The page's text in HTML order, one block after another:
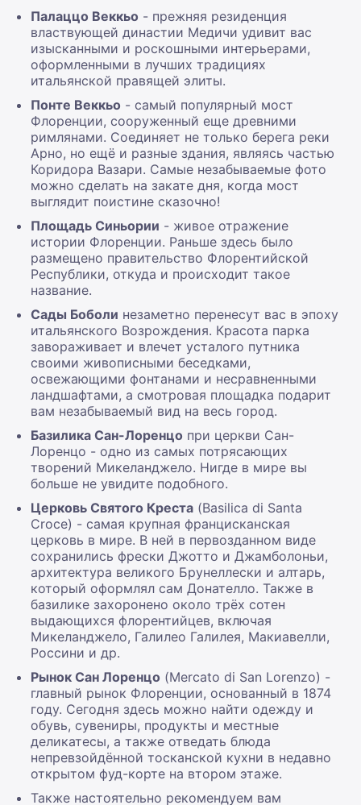
Палаццо Веккьо - прежняя резиденция
властвующей династии Медичи удивит вас
изысканными и роскошными интерьерами,
оформленными в лучших традициях
итальянской правящей элиты.
Понте Веккьо - самый популярный мост
Флоренции, сооруженный еще древними
римлянами. Соединяет не только берега реки
Арно, но ещё и разные здания, являясь частью
Коридора Вазари. Самые незабываемые фото
можно сделать на закате дня, когда мост
выглядит поистине сказочно!
Площадь Синьории - живое отражение
истории Флоренции. Раньше здесь было
размещено правительство Флорентийской
Республики, откуда и происходит такое
название.
Сады Боболи незаметно перенесут вас в эпоху
итальянского Возрождения. Красота парка
завораживает и влечет усталого путника
своими живописными беседками,
освежающими фонтанами и несравненными
ландшафтами, а смотровая площадка подарит
вам незабываемый вид на весь город.
Базилика Сан-Лоренцо при церкви Сан-
Лоренцо - одно из самых потрясающих
творений Микеланджело. Нигде в мире вы
больше не увидите подобного.
Церковь Святого Креста (Basilica di Santa
Croce) - самая крупная францисканская
церковь в мире. В ней в первозданном виде
сохранились фрески Джотто и Джамболоньи,
архитектура великого Брунеллески и алтарь,
который оформлял сам Донателло. Также в
базилике захоронено около трёх сотен
выдающихся флорентийцев, включая
Микеланджело, Галилео Галилея, Макиавелли,
Россини и др.
Рынок Сан Лоренцо (Mercato di San Lorenzo) -
главный рынок Флоренции, основанный в 1874
году. Сегодня здесь можно найти одежду и
обувь, сувениры, продукты и местные
деликатесы, а также отведать блюда
непревзойдённой тосканской кухни в недавно
открытом фуд-корте на втором этаже.
Также настоятельно рекомендуем вам